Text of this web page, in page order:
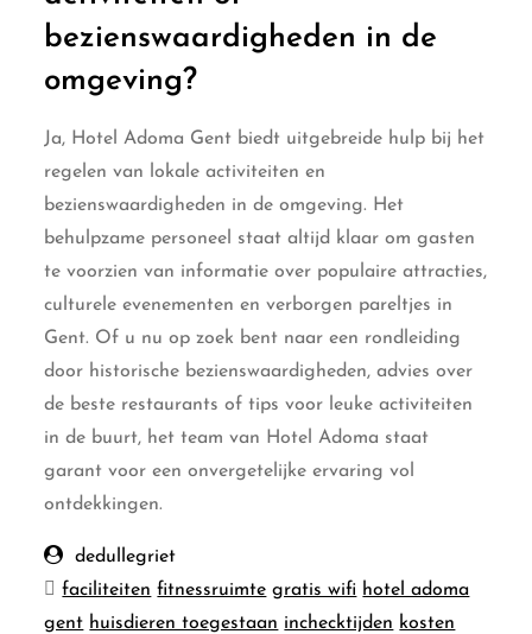
bezienswaardigheden in de
omgeving?
Ja, Hotel Adoma Gent biedt uitgebreide hulp bij het
regelen van lokale activiteiten en
bezienswaardigheden in de omgeving. Het
behulpzame personeel staat altijd klaar om gasten
te voorzien van informatie over populaire attracties,
culturele evenementen en verborgen pareltjes in
Gent. Of u nu op zoek bent naar een rondleiding
door historische bezienswaardigheden, advies over
de beste restaurants of tips voor leuke activiteiten
in de buurt, het team van Hotel Adoma staat
garant voor een onvergetelijke ervaring vol
ontdekkingen.
dedullegriet
faciliteiten fitnessruimte gratis wifi hotel adoma
gent huisdieren toegestaan inchecktijden kosten